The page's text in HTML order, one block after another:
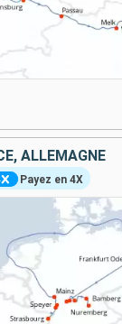
ALLEMAGNE
Payez en 4X